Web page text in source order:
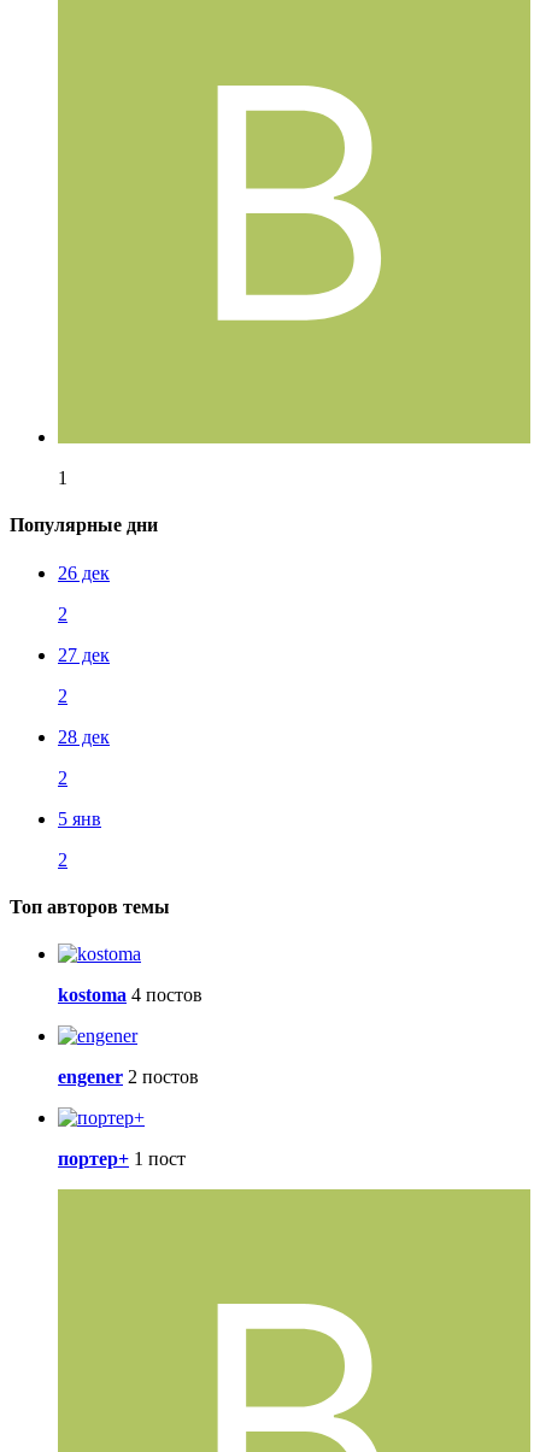
1
Популярные дни
26 дек
2
27 дек
2
28 дек
2
5 янв
2
Топ авторов темы
kostoma 4 постов
engener 2 постов
портер+ 1 пост